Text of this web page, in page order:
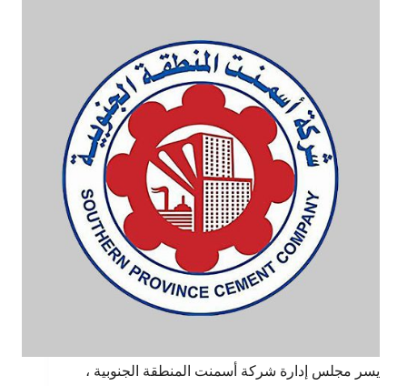
يسر مجلس إدارة شركة أسمنت المنطقة الجنوبية ،